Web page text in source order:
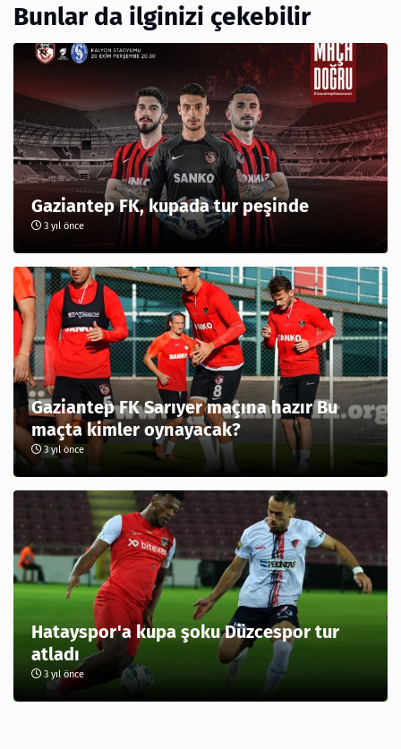
Bunlar da ilginizi çekebilir
Gaziantep FK, kupada tur peşinde
3 yıl önce
Gaziantep FK Sarıyer maçına hazır Bu
maçta kimler oynayacak?
3 yıl önce
Hatayspor'a kupa şoku Düzcespor tur
atladı
3 yıl önce